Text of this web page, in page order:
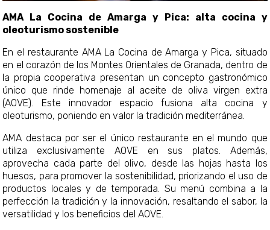
AMA La Cocina de Amarga y Pica: alta cocina y
oleoturismo sostenible
En el restaurante AMA La Cocina de Amarga y Pica, situado
en el corazón de los Montes Orientales de Granada, dentro de
la propia cooperativa presentan un concepto gastronómico
único que rinde homenaje al aceite de oliva virgen extra
(AOVE). Este innovador espacio fusiona alta cocina y
oleoturismo, poniendo en valor la tradición mediterránea.
AMA destaca por ser el único restaurante en el mundo que
utiliza exclusivamente AOVE en sus platos. Además,
aprovecha cada parte del olivo, desde las hojas hasta los
huesos, para promover la sostenibilidad, priorizando el uso de
productos locales y de temporada. Su menú combina a la
perfección la tradición y la innovación, resaltando el sabor, la
versatilidad y los beneficios del AOVE.